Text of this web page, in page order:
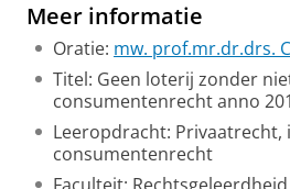
Meer informatie
Oratie: mw. prof.mr.dr.drs.
Titel: Geen loterij zonder
consumentenrecht anno
Leeropdracht:
consumentenrecht